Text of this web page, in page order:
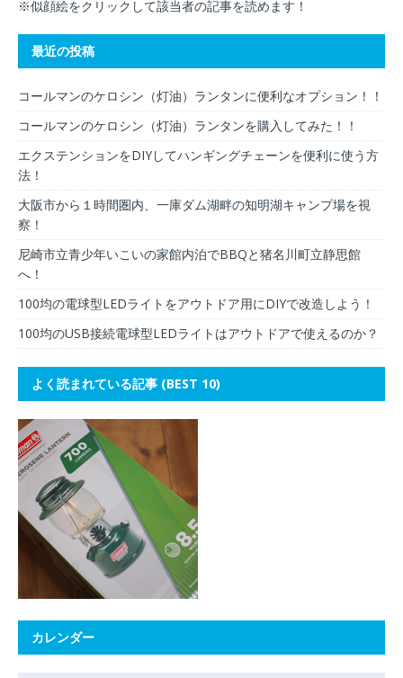
※似顔絵をクリックして該当者の記事を読めます！
最近の投稿
コールマンのケロシン（灯油）ランタンに便利なオプション！！
コールマンのケロシン（灯油）ランタンを購入してみた！！
エクステンションをDIYしてハンギングチェーンを便利に使う方
法！
大阪市から１時間圏内、一庫ダム湖畔の知明湖キャンプ場を視
察！
尼崎市立青少年いこいの家館内泊でBBQと猪名川町立静思館
へ！
100均の電球型LEDライトをアウトドア用にDIYで改造しよう！
100均のUSB接続電球型LEDライトはアウトドアで使えるのか？
よく読まれている記事 (BEST 10)
カレンダー